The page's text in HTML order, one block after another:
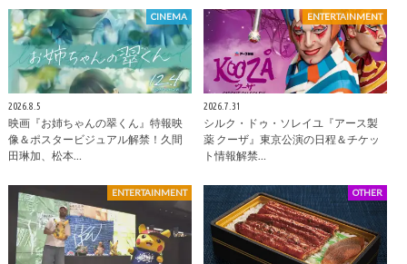
CINEMA
2026.8.5
映画『お姉ちゃんの翠くん』特報映
像＆ポスタービジュアル解禁！久間
田琳加、松本…
ENTERTAINMENT
2026.7.31
シルク・ドゥ・ソレイユ『アース製
薬 クーザ』東京公演の日程＆チケッ
ト情報解禁…
ENTERTAINMENT OTHER